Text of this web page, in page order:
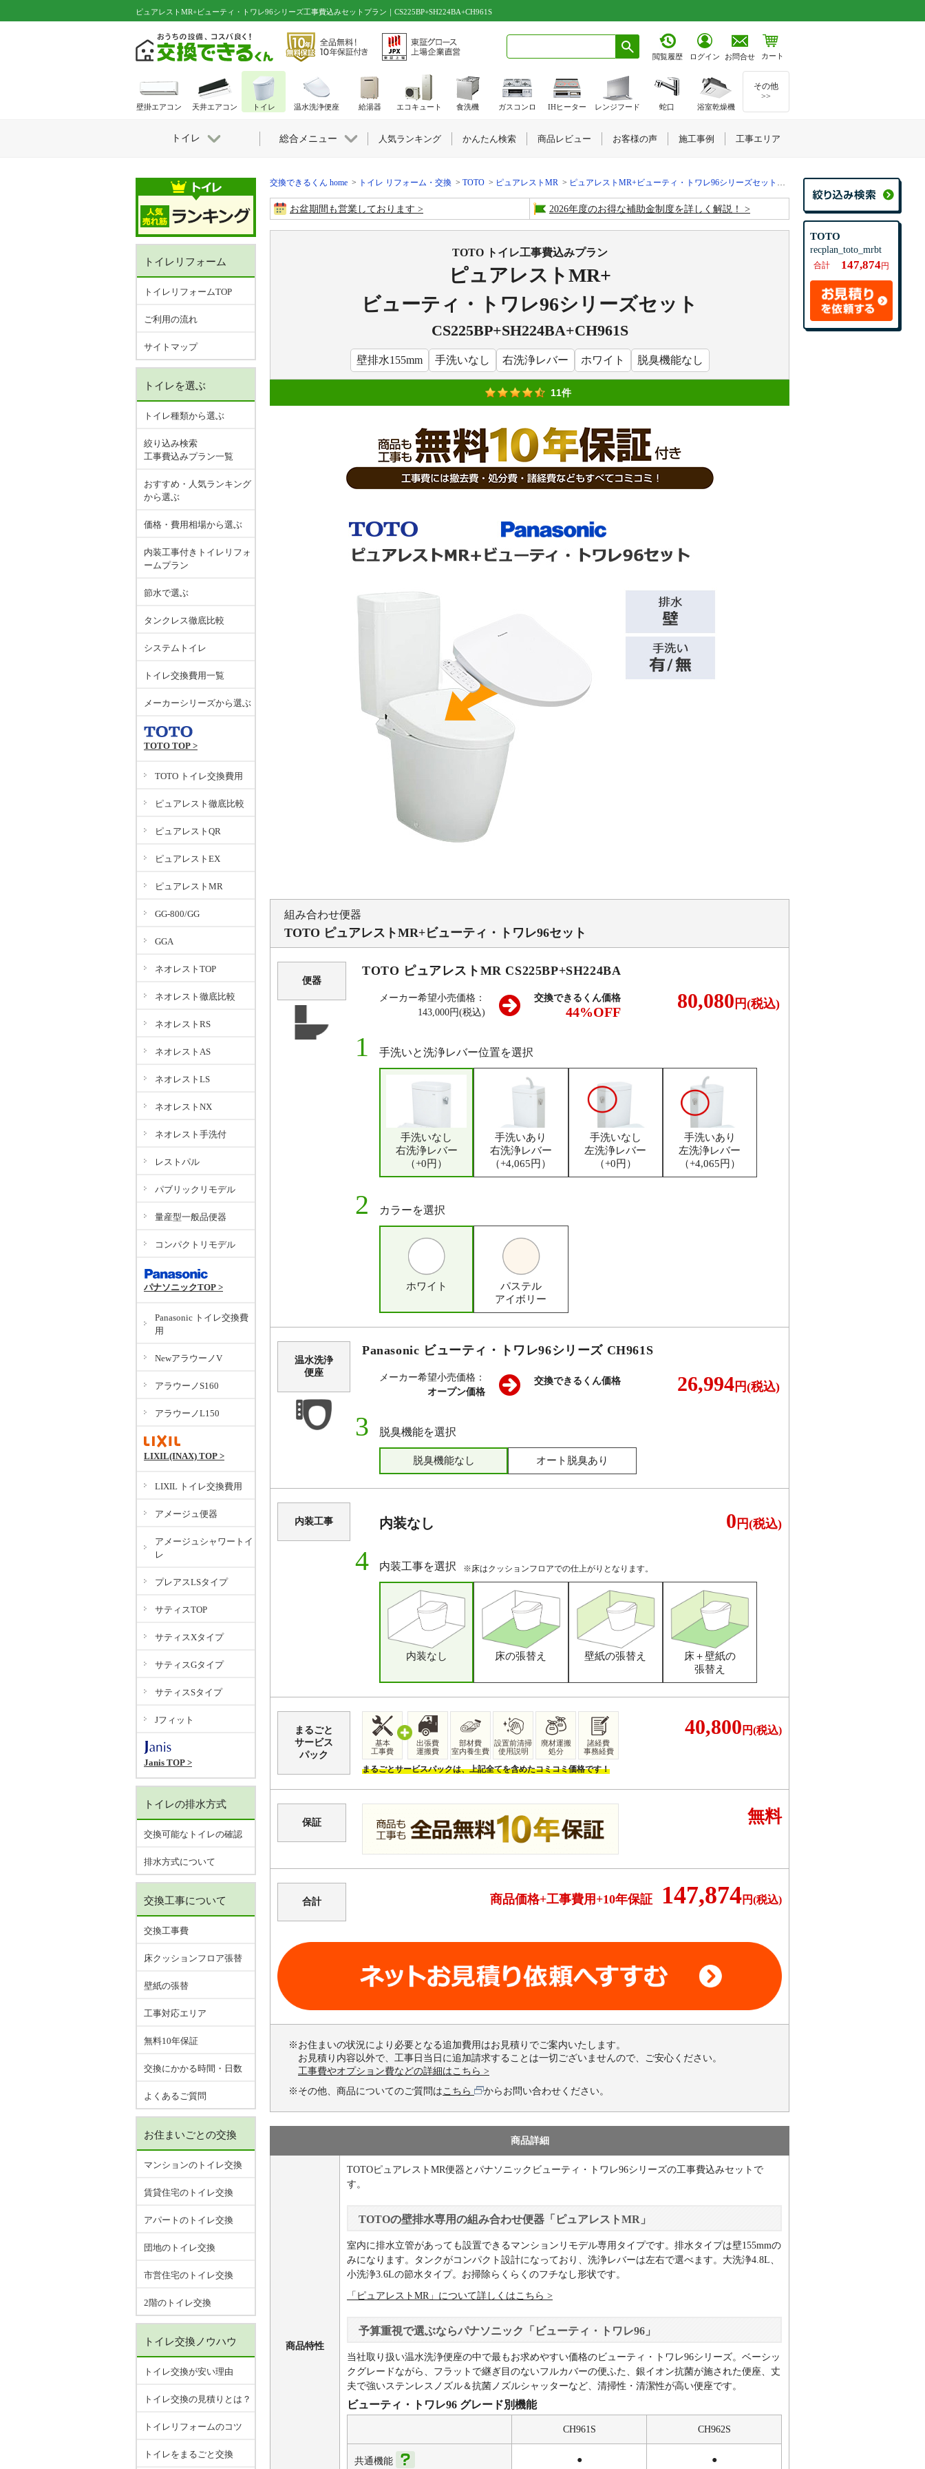
TOTO
recplan_toto_mrbt
合計 147,874円
ピュアレストMR+ビューティ・トワレ96シリーズ工事費込みセットプラン｜CS225BP+SH224BA+CH961S
閲覧履歴 ログイン お問合せ カート
交換できるくん home トイレ リフォーム・交換 TOTO ピュアレストMR ピュアレストMR+ビューティ・トワレ96シリーズセット｜CS225BP+SH224BA+CH961S
お盆期間も営業しております 2026年度のお得な補助金制度を詳しく解説！
TOTO トイレ工事費込みプラン
ピュアレストMR+
ビューティ・トワレ96シリーズセット
CS225BP+SH224BA+CH961S
壁排水155mm 手洗いなし 右洗浄レバー ホワイト 脱臭機能なし
11件
組み合わせ便器
TOTO ピュアレストMR+ビューティ・トワレ96セット
便器
TOTO ピュアレストMR CS225BP+SH224BA
メーカー希望小売価格：
143,000円(税込)
交換できるくん価格
44%OFF 80,080 円(税込)
手洗いと洗浄レバー位置を選択
手洗いなし
右洗浄レバー
（+0円）
手洗いあり
右洗浄レバー
（+4,065円）
手洗いなし
左洗浄レバー
（+0円）
手洗いあり
左洗浄レバー
（+4,065円）
カラーを選択
ホワイト
パステル
アイボリー
温水洗浄
便座
Panasonic ビューティ・トワレ96シリーズ CH961S
メーカー希望小売価格：
オープン価格
交換できるくん価格 26,994円(税込)
脱臭機能を選択
脱臭機能なし オート脱臭あり
内装工事 内装なし 0 円(税込)
内装工事を選択 ※床はクッションフロアでの仕上がりとなります。
内装なし 床の張替え 壁紙の張替え
床＋壁紙の
張替え
まるごと
サービス
パック
基本
工事費
出張費
運搬費
部材費
室内養生費
設置前清掃
使用説明
廃材運搬
処分
諸経費
事務経費
まるごとサービスパックは、上記全てを含めたコミコミ価格です！
40,800 円(税込)
保証 無料
合計 商品価格+工事費用+10年保証 147,874円(税込)
※お住まいの状況により必要となる追加費用はお見積りでご案内いたします。
お見積り内容以外で、工事日当日に追加請求することは一切ございませんので、ご安心ください。
工事費やオプション費などの詳細はこちら >
※その他、商品についてのご質問はこちら からお問い合わせください。
商品詳細
商品特性
TOTOピュアレストMR便器とパナソニックビューティ・トワレ96シリーズの工事費込みセットで
す。
TOTOの壁排水専用の組み合わせ便器「ピュアレストMR」
室内に排水立管があっても設置できるマンションリモデル専用タイプです。排水タイプは壁155mmの
みになります。タンクがコンパクト設計になっており、洗浄レバーは左右で選べます。大洗浄4.8L、
小洗浄3.6Lの節水タイプ。お掃除らくらくのフチなし形状です。
「ピュアレストMR」について詳しくはこちら >
予算重視で選ぶならパナソニック「ビューティ・トワレ96」
当社取り扱い温水洗浄便座の中で最もお求めやすい価格のビューティ・トワレ96シリーズ。ベーシッ
クグレードながら、フラットで継ぎ目のないフルカバーの便ふた、銀イオン抗菌が施された便座、丈
夫で強いステンレスノズル＆抗菌ノズルシャッターなど、清掃性・清潔性が高い便座です。
ビューティ・トワレ96 グレード別機能
CH961S CH962S
共通機能 ● ●
トイレリフォーム
トイレリフォームTOP
ご利用の流れ
サイトマップ
トイレを選ぶ
トイレ種類から選ぶ
絞り込み検索
工事費込みプラン一覧
おすすめ・人気ランキング
から選ぶ
価格・費用相場から選ぶ
内装工事付きトイレリフォ
ームプラン
節水で選ぶ
タンクレス徹底比較
システムトイレ
トイレ交換費用一覧
メーカーシリーズから選ぶ
TOTO TOP >
TOTO トイレ交換費用
ピュアレスト徹底比較
ピュアレストQR
ピュアレストEX
ピュアレストMR
GG-800/GG
GGA
ネオレストTOP
ネオレスト徹底比較
ネオレストRS
ネオレストAS
ネオレストLS
ネオレストNX
ネオレスト手洗付
レストパル
パブリックリモデル
量産型一般品便器
コンパクトリモデル
パナソニックTOP >
Panasonic トイレ交換費
用
NewアラウーノV
アラウーノS160
アラウーノL150
LIXIL(INAX) TOP >
LIXIL トイレ交換費用
アメージュ便器
アメージュシャワートイ
レ
プレアスLSタイプ
サティスTOP
サティスXタイプ
サティスGタイプ
サティスSタイプ
Jフィット
Janis TOP >
トイレの排水方式
交換可能なトイレの確認
排水方式について
交換工事について
交換工事費
床クッションフロア張替
壁紙の張替
工事対応エリア
無料10年保証
交換にかかる時間・日数
よくあるご質問
お住まいごとの交換
マンションのトイレ交換
賃貸住宅のトイレ交換
アパートのトイレ交換
団地のトイレ交換
市営住宅のトイレ交換
2階のトイレ交換
トイレ交換ノウハウ
トイレ交換が安い理由
トイレ交換の見積りとは？
トイレリフォームのコツ
トイレをまるごと交換
壁掛エアコン 天井エアコン トイレ 温水洗浄便座 給湯器 エコキュート 食洗機 ガスコンロ IHヒーター レンジフード 蛇口 浴室乾燥機
その他
>>
トイレ 総合メニュー 人気ランキング かんたん検索 商品レビュー お客様の声 施工事例 工事エリア